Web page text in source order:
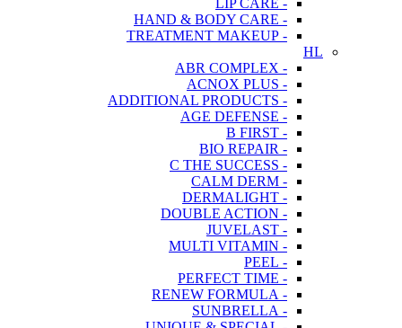
- LIP CARE
- HAND & BODY CARE
- TREATMENT MAKEUP
HL
- ABR COMPLEX
- ACNOX PLUS
- ADDITIONAL PRODUCTS
- AGE DEFENSE
- B FIRST
- BIO REPAIR
- C THE SUCCESS
- CALM DERM
- DERMALIGHT
- DOUBLE ACTION
- JUVELAST
- MULTI VITAMIN
- PEEL
- PERFECT TIME
- RENEW FORMULA
- SUNBRELLA